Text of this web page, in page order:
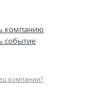
компанию
событие
компании?